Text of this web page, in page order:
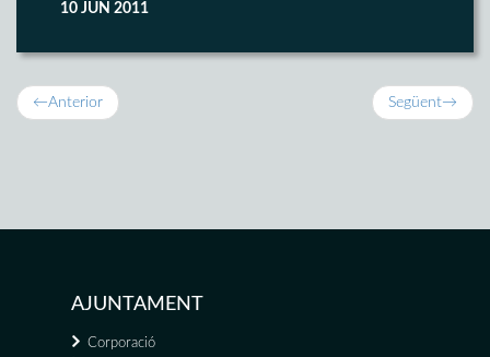
10 JUN 2011
←Anterior Següent→
AJUNTAMENT
Corporació